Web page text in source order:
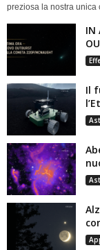
preziosa la nostra unica
IN
Il